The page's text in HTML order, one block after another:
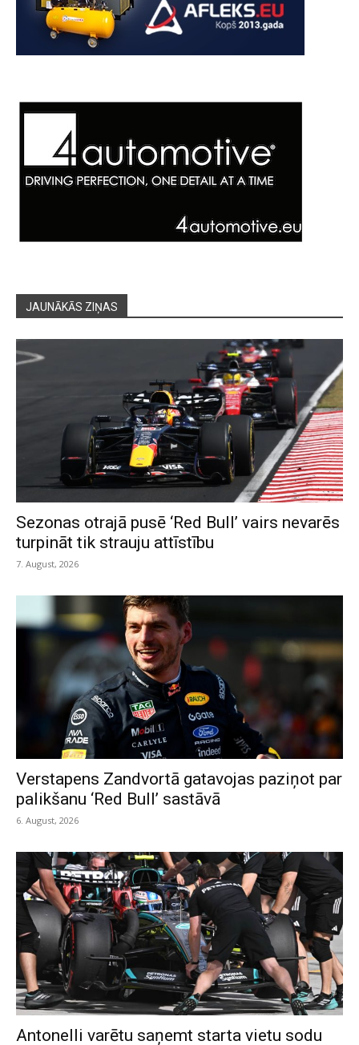
JAUNĀKĀS ZIŅAS
Sezonas otrajā pusē ‘Red Bull’ vairs nevarēs
turpināt tik strauju attīstību
7. August, 2026
Verstapens Zandvortā gatavojas paziņot par
palikšanu ‘Red Bull’ sastāvā
6. August, 2026
Antonelli varētu saņemt starta vietu sodu